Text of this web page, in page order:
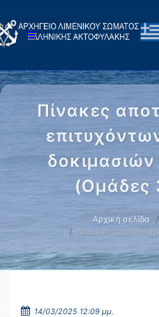
Πίνακες
(Oμάδες
Αρχική σελίδα
Πίνακες
14/03/2025 12:09 μμ.